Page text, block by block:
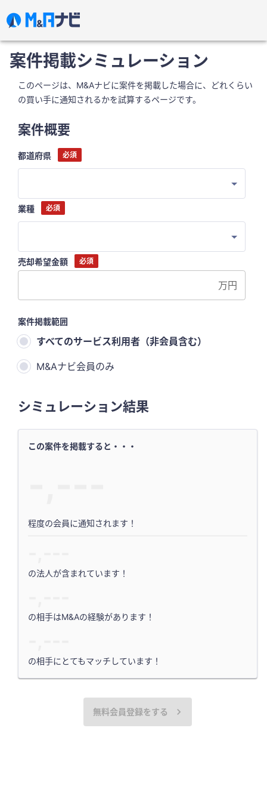
案件掲載シミュレーション
このページは、M&Aナビに案件を掲載した場合に、どれくらい
の買い手に通知されるかを試算するページです。
案件概要
都道府県
業種
売却希望金額
万円
案件掲載範囲
すべてのサービス利用者（非会員含む）
M&Aナビ会員のみ
シミュレーション結果
この案件を掲載すると・・・
程度の会員に通知されます！
の法人が含まれています！
の相手はM&Aの経験があります！
の相手にとてもマッチしています！
無料会員登録をする